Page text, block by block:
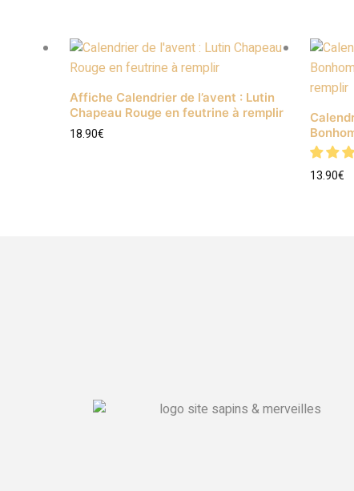
Affiche Calendrier de l’avent : Lutin
Chapeau Rouge en feutrine à remplir
18.90€
13.90€